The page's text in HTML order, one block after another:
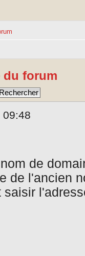
du forum
09:48
de
de l'ancien